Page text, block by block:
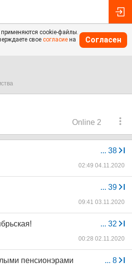
cookie-файлы.
свое согласие на
Согласен
Online 2
... 38
02:49 04.11.2020
... 39
09:41 03.11.2020
... 32
00:28 02.11.2020
... 8
пенсионэрами